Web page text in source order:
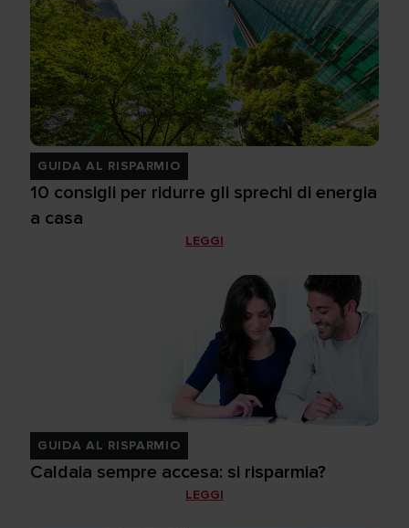
GUIDA AL RISPARMIO
10 consigli per ridurre gli sprechi di energia
a casa
LEGGI
GUIDA AL RISPARMIO
Caldaia sempre accesa: si risparmia?
LEGGI